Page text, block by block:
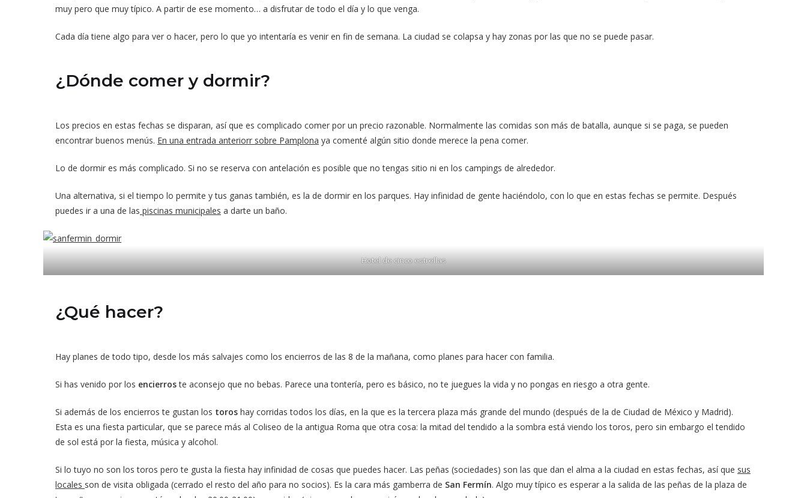
muy pero que muy típico. A partir de ese momento… a disfrutar de todo el día y lo que venga.
Cada día tiene algo para ver o hacer, pero lo que yo intentaría es venir en fin de semana. La ciudad se colapsa y hay zonas por las que no se puede pasar.
¿Dónde comer y dormir?
Los precios en estas fechas se disparan, así que es complicado comer por un precio razonable. Normalmente las comidas son más de batalla, aunque si se paga, se pueden
encontrar buenos menús. En una entrada anteriorr sobre Pamplona ya comenté algún sitio donde merece la pena comer.
Lo de dormir es más complicado. Si no se reserva con antelación es posible que no tengas sitio ni en los campings de alrededor.
Una alternativa, si el tiempo lo permite y tus ganas también, es la de dormir en los parques. Hay infinidad de gente haciéndolo, con lo que en estas fechas se permite. Después
puedes ir a una de las piscinas municipales a darte un baño.
Hotel de cinco estrellas
¿Qué hacer?
Hay planes de todo tipo, desde los más salvajes como los encierros de las 8 de la mañana, como planes para hacer con familia.
Si has venido por los encierroste aconsejo que no bebas. Parece una tontería, pero es básico, no te juegues la vida y no pongas en riesgo a otra gente.
Si además de los encierros te gustan los toros hay corridas todos los días, en la que es la tercera plaza más grande del mundo (después de la de Ciudad de México y Madrid).
Esta es una fiesta particular, que se parece más al Coliseo de la antigua Roma que otra cosa: la mitad del tendido a la sombra está viendo los toros, pero sin embargo el tendido
de sol está por la fiesta, música y alcohol.
Si lo tuyo no son los toros pero te gusta la fiesta hay infinidad de cosas que puedes hacer. Las peñas (sociedades) son las que dan el alma a la ciudad en estas fechas, así que sus
locales son de visita obligada (cerrado el resto del año para no socios). Es la cara más gamberra de San Fermín. Algo muy típico es esperar a la salida de las peñas de la plaza de